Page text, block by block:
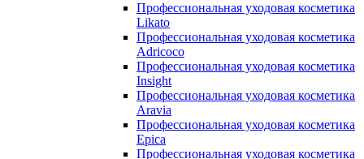
Профессиональная уходовая косметика
Likato
Профессиональная уходовая косметика
Adricoco
Профессиональная уходовая косметика
Insight
Профессиональная уходовая косметика
Aravia
Профессиональная уходовая косметика
Epica
Профессиональная уходовая косметика